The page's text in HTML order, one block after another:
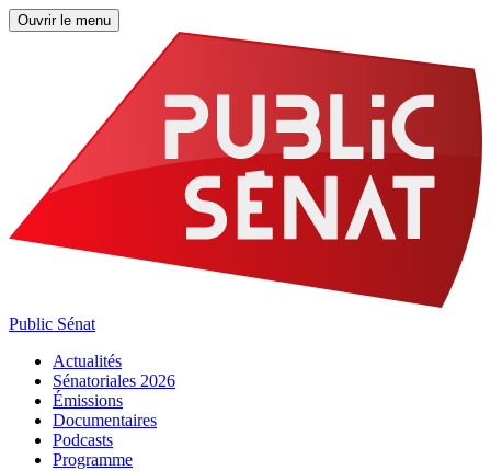
Ouvrir le menu
Public Sénat
Actualités
Sénatoriales 2026
Émissions
Documentaires
Podcasts
Programme